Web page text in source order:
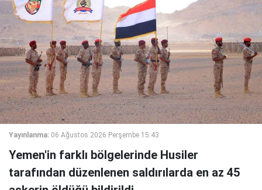
Yayınlanma: 06 Ağustos 2026 Perşembe 15:43
Yemen'in farklı bölgelerinde Husiler
tarafından düzenlenen saldırılarda en az 45